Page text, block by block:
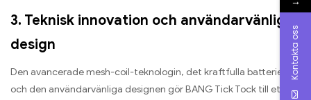
3. Teknisk innovation och användarvänlig
design
Den avancerade mesh-coil-teknologin, det kraftfulla batteriet
och den användarvänliga designen gör BANG Tick Tock till ett
Kontakta oss